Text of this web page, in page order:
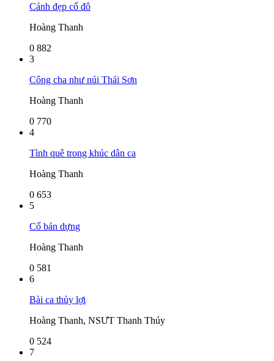
Cảnh đẹp cố đô
Hoàng Thanh
0 882
3
Công cha như núi Thái Sơn
Hoàng Thanh
0 770
4
Tình quê trong khúc dân ca
Hoàng Thanh
0 653
5
Cổ bản dựng
Hoàng Thanh
0 581
6
Bài ca thủy lợi
Hoàng Thanh, NSƯT Thanh Thúy
0 524
7